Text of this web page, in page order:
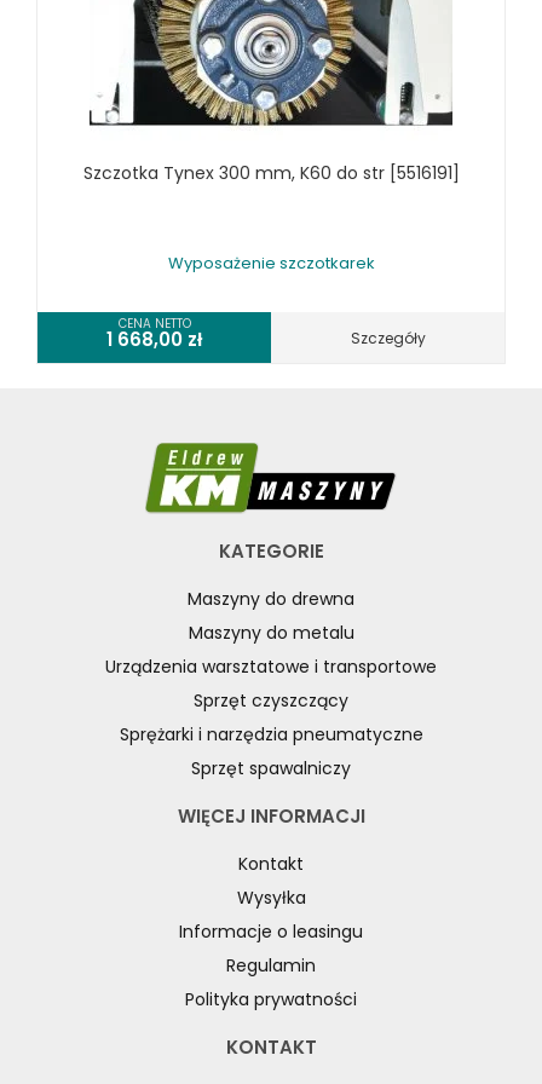
Szczotka Tynex 300 mm, K60 do str [5516191]
Wyposażenie szczotkarek
CENA NETTO
1 668,00 zł Szczegóły
KATEGORIE
Maszyny do drewna
Maszyny do metalu
Urządzenia warsztatowe i transportowe
Sprzęt czyszczący
Sprężarki i narzędzia pneumatyczne
Sprzęt spawalniczy
WIĘCEJ INFORMACJI
Kontakt
Wysyłka
Informacje o leasingu
Regulamin
Polityka prywatności
KONTAKT